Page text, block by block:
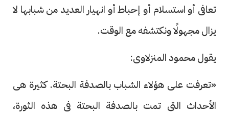
تعافى أو استسلام أو إحباط أو انهيار العديد من شبابها لا
يزال مجهولًا ونكتشفه مع الوقت.
يقول محمود المنزلاوى:
«تعرفت على هؤلاء الشباب بالصدفة البحتة. كثيرة هى
الأحداث التى تمت بالصدفة البحتة فى هذه الثورة،